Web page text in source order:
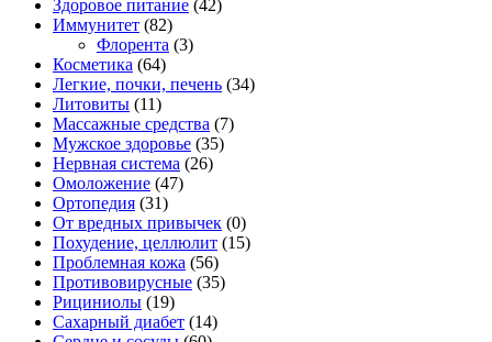
Здоровое питание (42)
Иммунитет (82)
Флорента (3)
Косметика (64)
Легкие, почки, печень (34)
Литовиты (11)
Массажные средства (7)
Мужское здоровье (35)
Нервная система (26)
Омоложение (47)
Ортопедия (31)
От вредных привычек (0)
Похудение, целлюлит (15)
Проблемная кожа (56)
Противовирусные (35)
Рициниолы (19)
Сахарный диабет (14)